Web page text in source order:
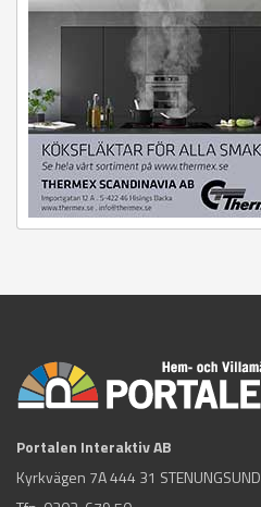
Portalen Interaktiv AB
Kyrkvägen 7A 444 31 STENUNGSUND